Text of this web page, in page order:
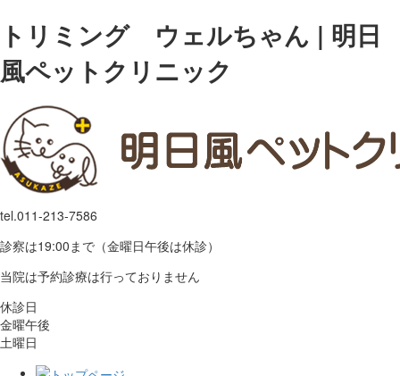
トリミング ウェルちゃん | 明日
風ペットクリニック
tel.011-213-7586
診察は19:00まで（金曜日午後は休診）
当院は予約診療は行っておりません
休診日
金曜午後
土曜日